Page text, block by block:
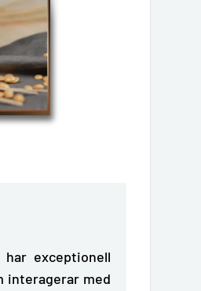
exceptionell
interagerar med